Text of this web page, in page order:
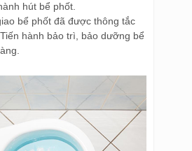
hút bể phốt.
bể phốt đã được thông tắc
hành bảo trì, bảo dưỡng bể